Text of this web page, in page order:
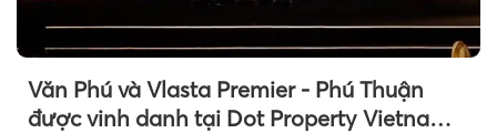
Văn Phú và Vlasta Premier - Phú Thuận
được vinh danh tại Dot Property Vietnam